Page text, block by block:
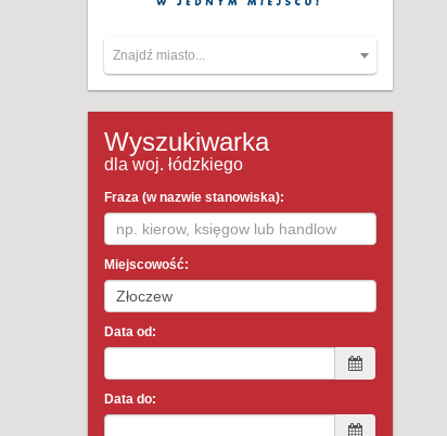
Znajdź miasto...
Wyszukiwarka
dla woj. łódzkiego
Fraza (w nazwie stanowiska):
Miejscowość:
Data od:
Data do: